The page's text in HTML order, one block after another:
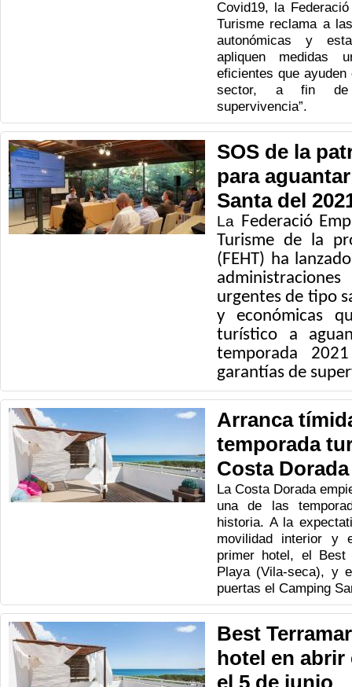
Covid19, la
Turisme reclama a
autonómicas y
apliquen medidas
eficientes que
sector, a fin de
supervivencia”.
SOS de la
para
Santa del
La Federació
Turisme de la
(FEHT) ha
urgentes de tipo
y económicas
turístico a
temporada
garantías de
Arranca
temporada
Costa Dorada
La Costa Dorada
una de las
historia. A la
movilidad interior y
primer hotel, el Best
Playa (Vila-seca), y
puertas el Camping
Best
hotel en abrir
el 5 de junio